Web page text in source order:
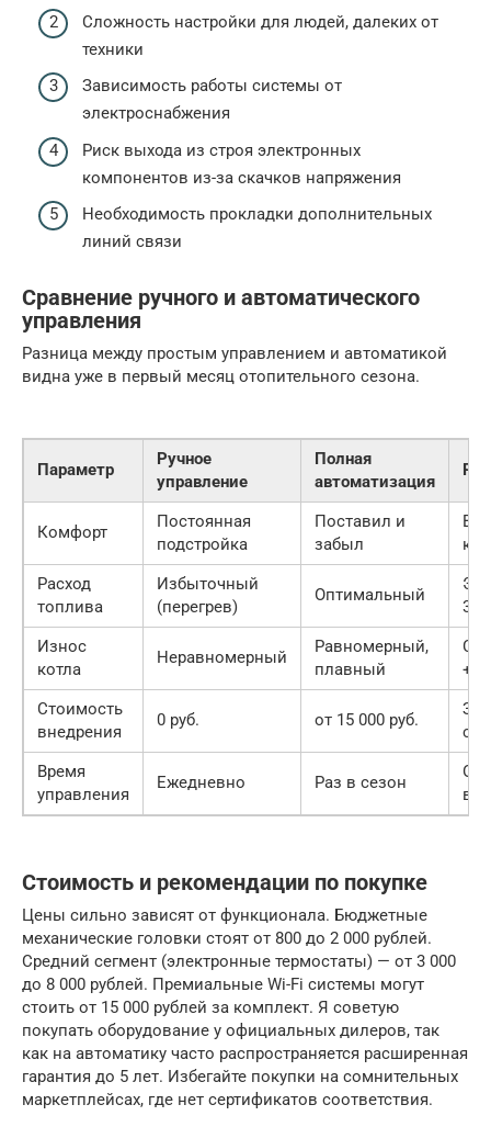
Сложность настройки для людей, далеких от
техники
Зависимость работы системы от
электроснабжения
Риск выхода из строя электронных
компонентов из-за скачков напряжения
Необходимость прокладки дополнительных
линий связи
Сравнение ручного и автоматического
управления
Разница между простым управлением и автоматикой
видна уже в первый месяц отопительного сезона.
Параметр
Ручное
управление
Полная
автоматизация
Комфорт
Постоянная
подстройка
Поставил и
забыл
Расход
топлива
Избыточный
(перегрев)
Оптимальный
30%
Износ
котла
Неравномерный
Равномерный,
плавный
Стоимость
внедрения
0 руб. от 15 000 руб.
Время
управления
Ежедневно Раз в сезон
Стоимость и рекомендации по покупке
Цены сильно зависят от функционала. Бюджетные
механические головки стоят от 800 до 2 000 рублей.
Средний сегмент (электронные термостаты) — от 3 000
до 8 000 рублей. Премиальные Wi-Fi системы могут
стоить от 15 000 рублей за комплект. Я советую
покупать оборудование у официальных дилеров, так
как на автоматику часто распространяется расширенная
гарантия до 5 лет. Избегайте покупки на сомнительных
маркетплейсах, где нет сертификатов соответствия.